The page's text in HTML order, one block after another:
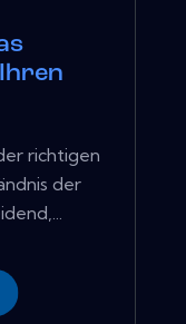
richtigen
der